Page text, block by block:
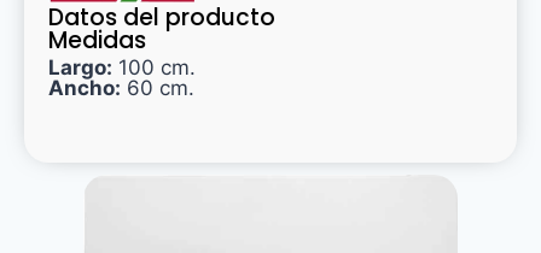
Datos del producto
Medidas
Largo: 100 cm.
Ancho: 60 cm.